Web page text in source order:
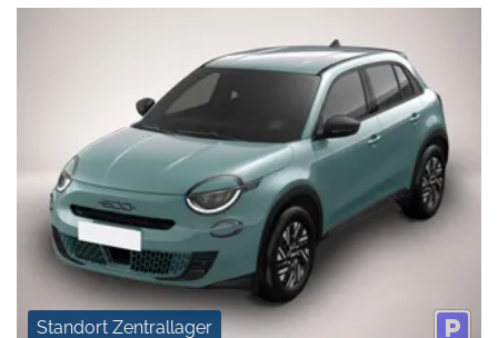
Standort Zentrallager